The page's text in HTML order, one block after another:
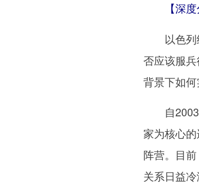
【深度
以色列组
否应该服
背景下如何
自2003
家为核心
阵营。目
关系日益